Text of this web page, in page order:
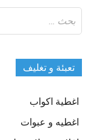
عن:
تعبئة و تغليف
اغطية اكواب
اغطيه و عبوات